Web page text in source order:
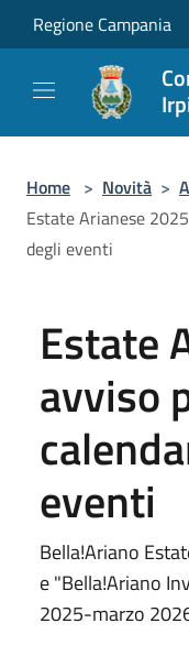
Salta al contenuto
Regione Campania
Home > Novità >
Estate Arianese
degli eventi
Estate
avviso
eventi
Bella!Ariano
e "Bella!Ariano
2025-marzo